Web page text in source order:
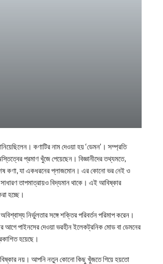
কণাটির নাম দেওয়া হয় ‘ডেমন’। সম্প্রতি
প্রমাণ খুঁজে পেয়েছেন। বিজ্ঞানীদের তথ্যমতে,
কণা, যা একধরনের প্লাজমোন। এর কোনো ভর নেই ও
তাপমাত্রায়ও বিদ্যমান থাকে। এই আবিষ্কার
হচ্ছে।
নির্ভুলতার সঙ্গে শক্তির পরিবর্তন পরিমাপ করেন।
আগে পাইনসের দেওয়া ভরহীন ইলেকট্রনিক মোড বা ডেমনের
হয়েছে।
আবিষ্কার নয়। আপনি নতুন কোনো কিছু খুঁজতে গিয়ে হয়তো